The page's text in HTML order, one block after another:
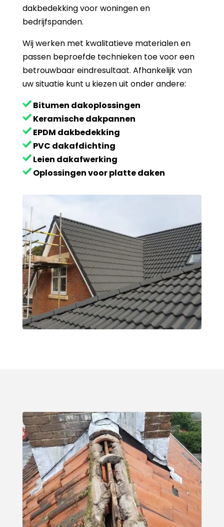
dakbedekking voor woningen en
bedrijfspanden.
Wij werken met kwalitatieve materialen en
passen beproefde technieken toe voor een
betrouwbaar eindresultaat. Afhankelijk van
uw situatie kunt u kiezen uit onder andere:
Bitumen dakoplossingen
Keramische dakpannen
EPDM dakbedekking
PVC dakafdichting
Leien dakafwerking
Oplossingen voor platte daken